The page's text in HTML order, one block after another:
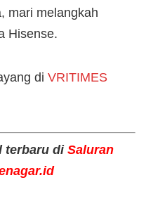
mari melangkah
Hisense.
di VRITIMES
terbaru di Saluran